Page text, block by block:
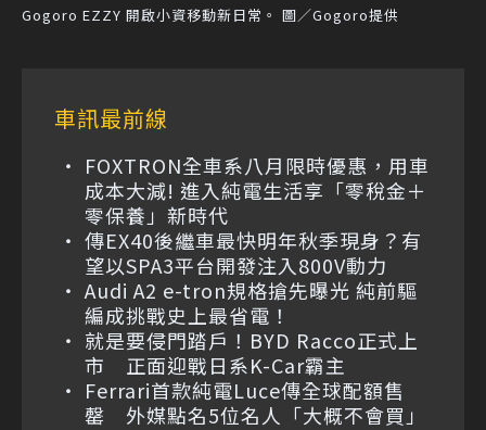
Gogoro EZZY 開啟小資移動新日常。 圖／Gogoro提供
車訊最前線
FOXTRON全車系八月限時優惠，用車
成本大減! 進入純電生活享「零稅金＋
零保養」新時代
傳EX40後繼車最快明年秋季現身？有
望以SPA3平台開發注入800V動力
Audi A2 e-tron規格搶先曝光 純前驅
編成挑戰史上最省電！
就是要侵門踏戶！BYD Racco正式上
市 正面迎戰日系K-Car霸主
Ferrari首款純電Luce傳全球配額售
罄 外媒點名5位名人「大概不會買」